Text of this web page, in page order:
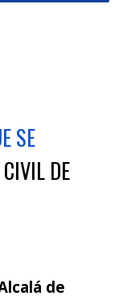
SE
DE
de